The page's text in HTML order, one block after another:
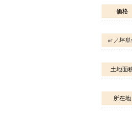
価格
㎡／坪単
土地面
所在地